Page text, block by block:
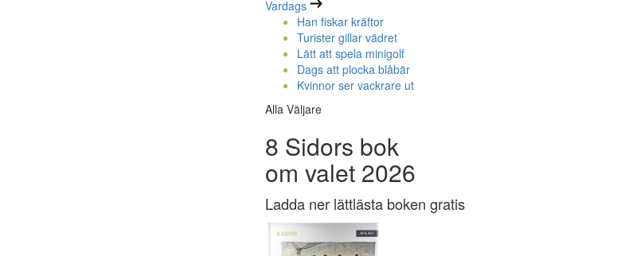
Vardags
Han fiskar kräftor
Turister gillar vädret
Lätt att spela minigolf
Dags att plocka blåbär
Kvinnor ser vackrare ut
Alla Väljare
8 Sidors bok
om valet 2026
Ladda ner lättlästa boken gratis